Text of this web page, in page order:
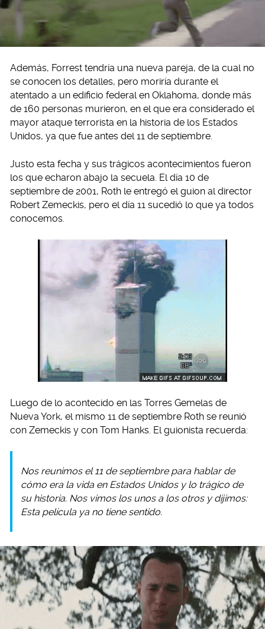
Además, Forrest tendría una nueva pareja, de la cual no
se conocen los detalles, pero moriría durante el
atentado a un edificio federal en Oklahoma, donde más
de 160 personas murieron, en el que era considerado el
mayor ataque terrorista en la historia de los Estados
Unidos, ya que fue antes del 11 de septiembre.
Justo esta fecha y sus trágicos acontecimientos fueron
los que echaron abajo la secuela. El día 10 de
septiembre de 2001, Roth le entregó el guion al director
Robert Zemeckis, pero el día 11 sucedió lo que ya todos
conocemos.
Luego de lo acontecido en las Torres Gemelas de
Nueva York, el mismo 11 de septiembre Roth se reunió
con Zemeckis y con Tom Hanks. El guionista recuerda:
Nos reunimos el 11 de septiembre para hablar de
cómo era la vida en Estados Unidos y lo trágico de
su historia. Nos vimos los unos a los otros y dijimos:
Esta película ya no tiene sentido.